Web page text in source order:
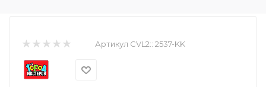
Артикул CVL2:: 2537-KK